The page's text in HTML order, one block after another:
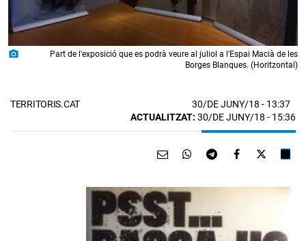
photo_camera
Part de l'exposició que es podrà veure al juliol a l'Espai Macià de les
Borges Blanques. (Horitzontal)
TERRITORIS.CAT 30/DE JUNY/18 - 13:37
ACTUALITZAT: 30/DE JUNY/18 - 15:36